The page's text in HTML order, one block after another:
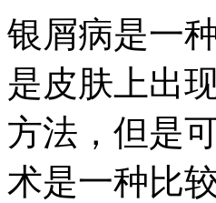
银屑病是一
是皮肤上出
方法，但是
术是一种比